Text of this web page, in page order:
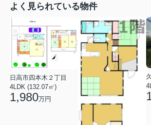
よく見られている物件
日高市四本木２丁目
4LDK (132.07㎡)
1,980万円